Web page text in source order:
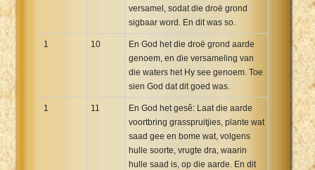
versamel, sodat die droë grond
sigbaar word. En dit was so.
1 10
En God het die droë grond aarde
genoem, en die versameling van
die waters het Hy see genoem. Toe
sien God dat dit goed was.
1 11
En God het gesê: Laat die aarde
voortbring grasspruitjies, plante wat
saad gee en bome wat, volgens
hulle soorte, vrugte dra, waarin
hulle saad is, op die aarde. En dit